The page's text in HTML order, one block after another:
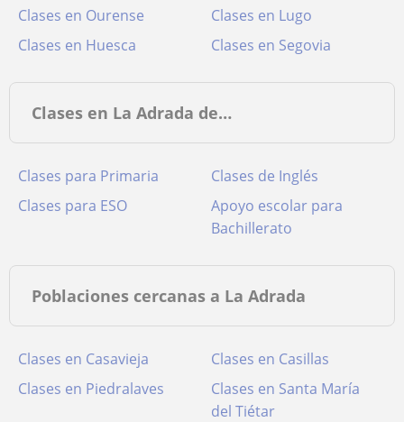
Clases en Ourense
Clases en Lugo
Clases en Huesca
Clases en Segovia
Clases en La Adrada de…
Clases para Primaria
Clases de Inglés
Clases para ESO
Apoyo escolar para
Bachillerato
Poblaciones cercanas a La Adrada
Clases en Casavieja
Clases en Casillas
Clases en Piedralaves
Clases en Santa María
del Tiétar